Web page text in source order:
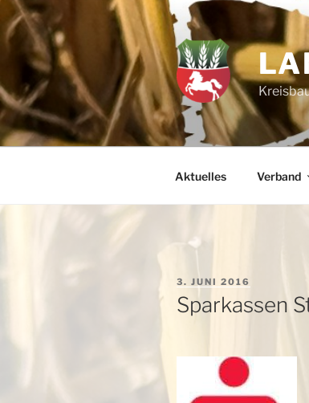
Zum
Inhalt
springen
Aktuelles Verband
VERÖFFENTLICHT
AM
3. JUNI 2016
Sparkassen